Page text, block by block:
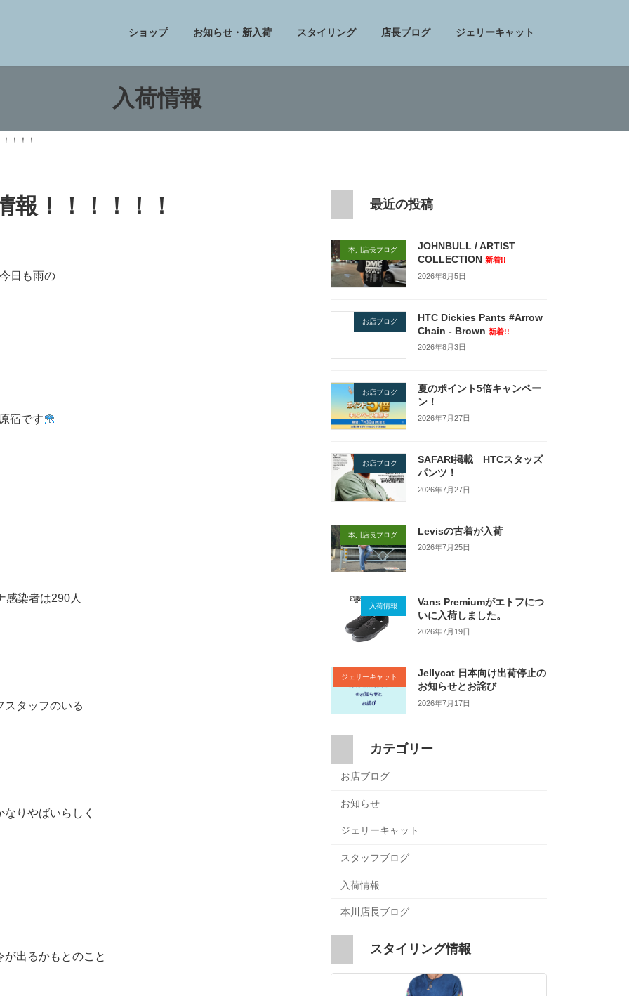
ショップ お知らせ・新入荷 スタイリング 店長ブログ ジェリーキャット
入荷情報
！！！
報！！！！！！
日も雨の
宿です
感染者は290人
スタッフのいる
なりやばいらしく
が出るかもとのこと
最近の投稿
本川店長ブログ
JOHNBULL / ARTIST
COLLECTION 新着!!
2026年8月5日
お店ブログ
HTC Dickies Pants #Arrow
Chain - Brown 新着!!
2026年8月3日
お店ブログ
夏のポイント5倍キャンペー
ン！
2026年7月27日
お店ブログ
SAFARI掲載 HTCスタッズ
パンツ！
2026年7月27日
本川店長ブログ Levisの古着が入荷
2026年7月25日
入荷情報
Vans Premiumがエトフにつ
いに入荷しました。
2026年7月19日
ジェリーキャット
Jellycat 日本向け出荷停止の
お知らせとお詫び
2026年7月17日
カテゴリー
お店ブログ
お知らせ
ジェリーキャット
スタッフブログ
入荷情報
本川店長ブログ
スタイリング情報